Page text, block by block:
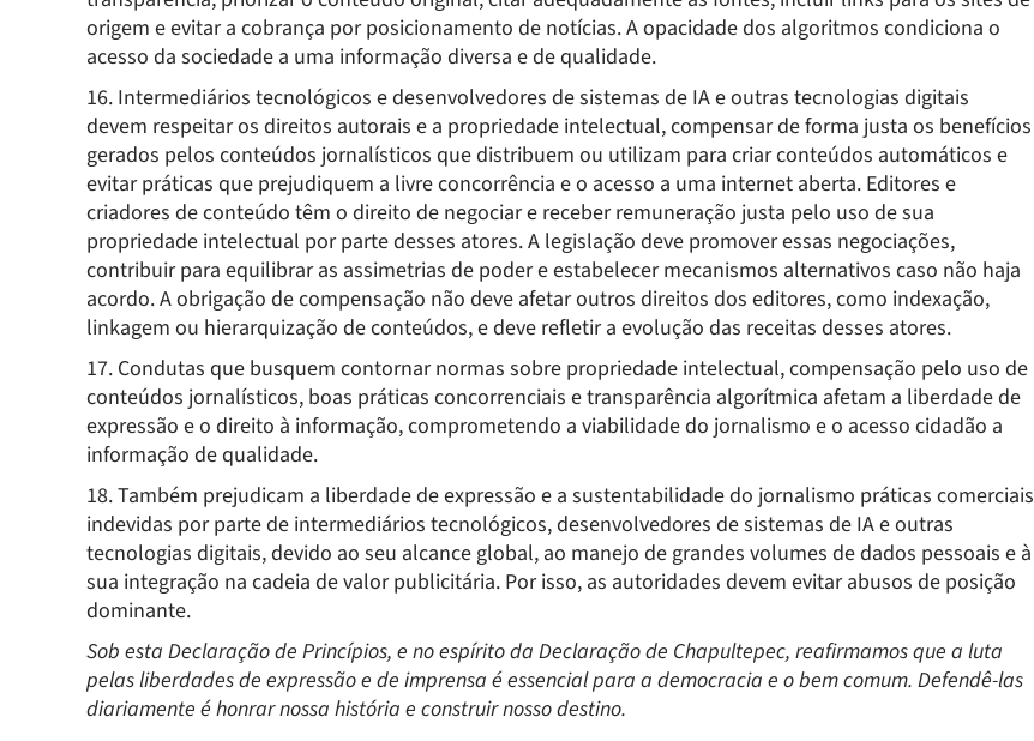
origem e evitar a cobrança por posicionamento de notícias. A opacidade dos algoritmos condiciona o
acesso da sociedade a uma informação diversa e de qualidade.
16. Intermediários tecnológicos e desenvolvedores de sistemas de IA e outras tecnologias digitais
devem respeitar os direitos autorais e a propriedade intelectual, compensar de forma justa os benefícios
gerados pelos conteúdos jornalísticos que distribuem ou utilizam para criar conteúdos automáticos e
evitar práticas que prejudiquem a livre concorrência e o acesso a uma internet aberta. Editores e
criadores de conteúdo têm o direito de negociar e receber remuneração justa pelo uso de sua
propriedade intelectual por parte desses atores. A legislação deve promover essas negociações,
contribuir para equilibrar as assimetrias de poder e estabelecer mecanismos alternativos caso não haja
acordo. A obrigação de compensação não deve afetar outros direitos dos editores, como indexação,
linkagem ou hierarquização de conteúdos, e deve refletir a evolução das receitas desses atores.
17. Condutas que busquem contornar normas sobre propriedade intelectual, compensação pelo uso de
conteúdos jornalísticos, boas práticas concorrenciais e transparência algorítmica afetam a liberdade de
expressão e o direito à informação, comprometendo a viabilidade do jornalismo e o acesso cidadão a
informação de qualidade.
18. Também prejudicam a liberdade de expressão e a sustentabilidade do jornalismo práticas comerciais
indevidas por parte de intermediários tecnológicos, desenvolvedores de sistemas de IA e outras
tecnologias digitais, devido ao seu alcance global, ao manejo de grandes volumes de dados pessoais e à
sua integração na cadeia de valor publicitária. Por isso, as autoridades devem evitar abusos de posição
dominante.
Sob esta Declaração de Princípios, e no espírito da Declaração de Chapultepec, reafirmamos que a luta
pelas liberdades de expressão e de imprensa é essencial para a democracia e o bem comum. Defendê-las
diariamente é honrar nossa história e construir nosso destino.